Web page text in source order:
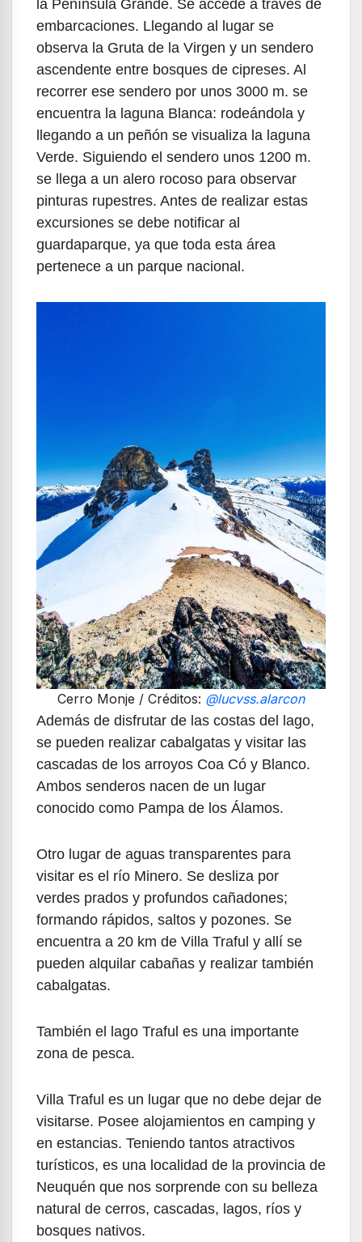
la Península Grande. Se accede a través de
embarcaciones. Llegando al lugar se
observa la Gruta de la Virgen y un sendero
ascendente entre bosques de cipreses. Al
recorrer ese sendero por unos 3000 m. se
encuentra la laguna Blanca: rodeándola y
llegando a un peñón se visualiza la laguna
Verde. Siguiendo el sendero unos 1200 m.
se llega a un alero rocoso para observar
pinturas rupestres. Antes de realizar estas
excursiones se debe notificar al
guardaparque, ya que toda esta área
pertenece a un parque nacional.
Cerro Monje / Créditos: @lucvss.alarcon
Además de disfrutar de las costas del lago,
se pueden realizar cabalgatas y visitar las
cascadas de los arroyos Coa Có y Blanco.
Ambos senderos nacen de un lugar
conocido como Pampa de los Álamos.
Otro lugar de aguas transparentes para
visitar es el río Minero. Se desliza por
verdes prados y profundos cañadones;
formando rápidos, saltos y pozones. Se
encuentra a 20 km de Villa Traful y allí se
pueden alquilar cabañas y realizar también
cabalgatas.
También el lago Traful es una importante
zona de pesca.
Villa Traful es un lugar que no debe dejar de
visitarse. Posee alojamientos en camping y
en estancias. Teniendo tantos atractivos
turísticos, es una localidad de la provincia de
Neuquén que nos sorprende con su belleza
natural de cerros, cascadas, lagos, ríos y
bosques nativos.